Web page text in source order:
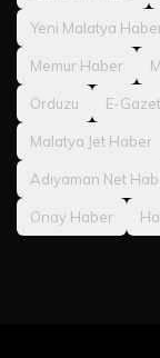
Yeni Malatya
Memur Haber
Orduzu E-
Malatya Jet Haber
Adıyaman Net
Onay Haber